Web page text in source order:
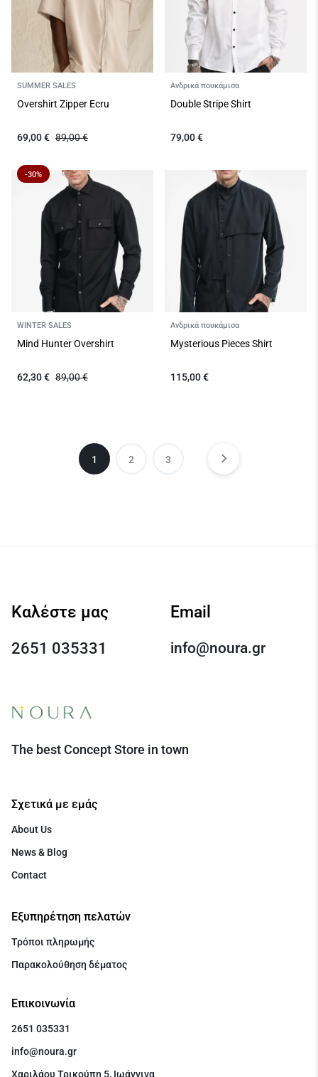
SUMMER SALES
Overshirt Zipper Ecru
89,00€
69,00€
Ανδρικά πουκάμισα
Double Stripe Shirt
79,00€
-30%
WINTER SALES
Mind Hunter Overshirt
89,00€
62,30€
Ανδρικά πουκάμισα
Mysterious Pieces Shirt
115,00€
1 2 3
Καλέστε μας
2651 035331
Email
info@noura.gr
The best Concept Store in town
Σχετικά με εμάς
About Us
News & Blog
Contact
Εξυπηρέτηση πελατών
Τρόποι πληρωμής
Παρακολούθηση δέματος
Επικοινωνία
2651 035331
info@noura.gr
Χαριλάου Τρικούπη 5, Ιωάννινα